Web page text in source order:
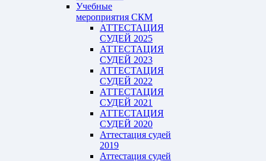
Учебные
мероприятия СКМ
АТТЕСТАЦИЯ
СУДЕЙ 2025
АТТЕСТАЦИЯ
СУДЕЙ 2023
АТТЕСТАЦИЯ
СУДЕЙ 2022
АТТЕСТАЦИЯ
СУДЕЙ 2021
АТТЕСТАЦИЯ
СУДЕЙ 2020
Аттестация судей
2019
Аттестация судей